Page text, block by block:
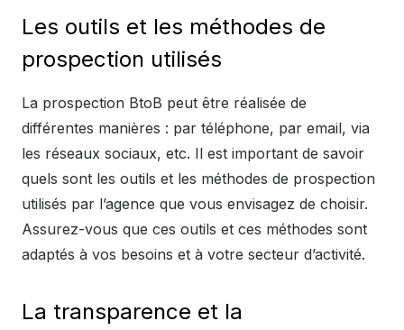
Les outils et les méthodes de
prospection utilisés
La prospection BtoB peut être réalisée de
différentes manières : par téléphone, par email, via
les réseaux sociaux, etc. Il est important de savoir
quels sont les outils et les méthodes de prospection
utilisés par l’agence que vous envisagez de choisir.
Assurez-vous que ces outils et ces méthodes sont
adaptés à vos besoins et à votre secteur d’activité.
La transparence et la